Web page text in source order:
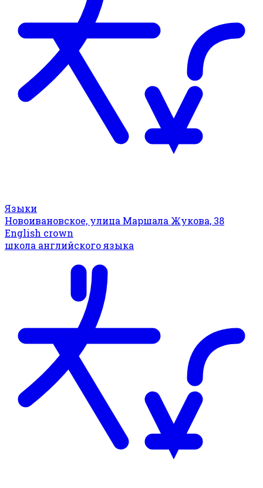
Языки
Новоивановское, улица Маршала Жукова, 38
English crown
школа английского языка